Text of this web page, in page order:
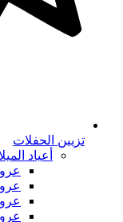
تزيين الحفلات
أعياد